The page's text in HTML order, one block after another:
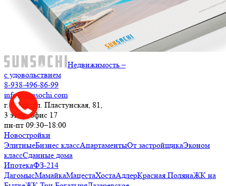
Недвижимость –
с удовольствием
8-938-496-86-99
info@sunsochi.com
г. Сочи, ул. Пластунская, 81,
3 этаж, офис 17
пн-пт 09:30–18:00
Новостройки
ЭлитныеБизнес классАпартаментыОт застройщикаЭконом
классСданные дома
ИпотекаФЗ-214
ДагомысМамайкаМацестаХостаАдлерКрасная ПолянаЖК на